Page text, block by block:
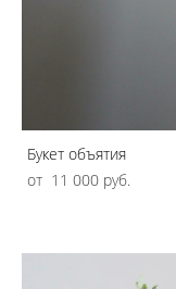
Букет объятия
от 11 000 pуб.